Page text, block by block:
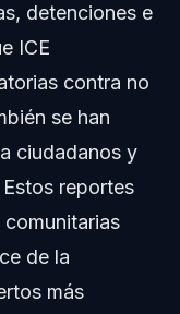
detenciones e
ICE
contra no
se han
ciudadanos y
reportes
de la
más